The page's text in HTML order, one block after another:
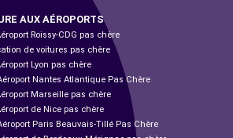
AUX AÉROPORTS
Roissy-CDG pas chère
de voitures pas chère
Lyon pas chère
Nantes Atlantique Pas Chère
Marseille pas chère
de Nice pas chère
Paris Beauvais-Tillé Pas Chère